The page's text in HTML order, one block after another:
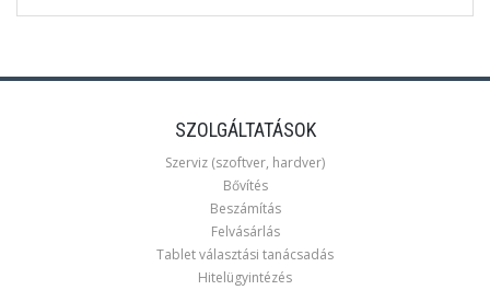
SZOLGÁLTATÁSOK
Szerviz (szoftver, hardver)
Bővítés
Beszámítás
Felvásárlás
Tablet választási tanácsadás
Hitelügyintézés